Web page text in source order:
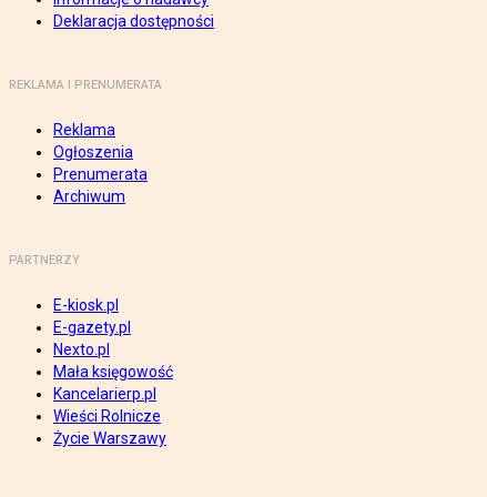
Deklaracja dostępności
REKLAMA I PRENUMERATA
Reklama
Ogłoszenia
Prenumerata
Archiwum
PARTNERZY
E-kiosk.pl
E-gazety.pl
Nexto.pl
Mała księgowość
Kancelarierp.pl
Wieści Rolnicze
Życie Warszawy